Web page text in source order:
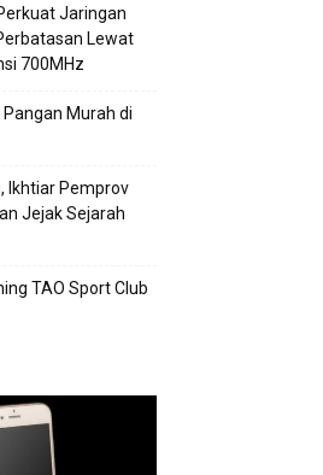
Jaringan
Lewat
700MHz
Pangan Murah di
Ikhtiar Pemprov
Jejak Sejarah
TAO Sport Club